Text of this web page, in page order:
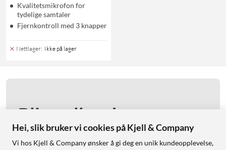
Kvalitetsmikrofon for
tydelige samtaler
Fjernkontroll med 3 knapper
Nettlager: Ikke på lager
Bli medlem hos
Kjell & Company
Hei, slik bruker vi cookies på Kjell & Company
Vi hos Kjell & Company ønsker å gi deg en unik kundeopplevelse,